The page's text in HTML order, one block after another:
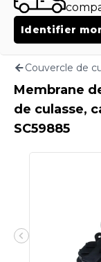
Identifier
Couvercle de
Membrane
de culasse,
SC59885